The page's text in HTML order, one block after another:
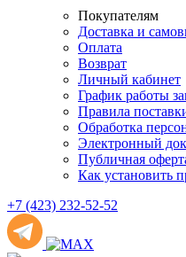
Покупателям
Доставка и
Оплата
Возврат
Личный кабинет
График работы
Правила
Обработка
Электронный
Публичная
Как установить
+7 (423) 232-52-52